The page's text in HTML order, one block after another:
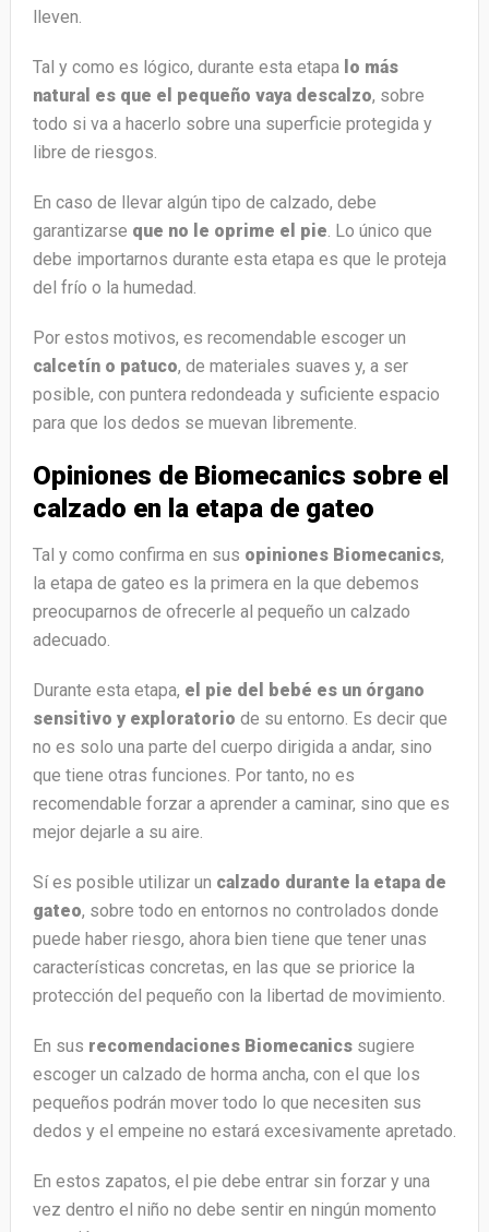
lleven.
Tal y como es lógico, durante esta etapa lo más
natural es que el pequeño vaya descalzo, sobre
todo si va a hacerlo sobre una superficie protegida y
libre de riesgos.
En caso de llevar algún tipo de calzado, debe
garantizarse que no le oprime el pie. Lo único que
debe importarnos durante esta etapa es que le proteja
del frío o la humedad.
Por estos motivos, es recomendable escoger un
calcetín o patuco, de materiales suaves y, a ser
posible, con puntera redondeada y suficiente espacio
para que los dedos se muevan libremente.
Opiniones de Biomecanics sobre el
calzado en la etapa de gateo
Tal y como confirma en sus opiniones Biomecanics,
la etapa de gateo es la primera en la que debemos
preocuparnos de ofrecerle al pequeño un calzado
adecuado.
Durante esta etapa, el pie del bebé es un órgano
sensitivo y exploratorio de su entorno. Es decir que
no es solo una parte del cuerpo dirigida a andar, sino
que tiene otras funciones. Por tanto, no es
recomendable forzar a aprender a caminar, sino que es
mejor dejarle a su aire.
Sí es posible utilizar un calzado durante la etapa de
gateo, sobre todo en entornos no controlados donde
puede haber riesgo, ahora bien tiene que tener unas
características concretas, en las que se priorice la
protección del pequeño con la libertad de movimiento.
En sus recomendaciones Biomecanicssugiere
escoger un calzado de horma ancha, con el que los
pequeños podrán mover todo lo que necesiten sus
dedos y el empeine no estará excesivamente apretado.
En estos zapatos, el pie debe entrar sin forzar y una
vez dentro el niño no debe sentir en ningún momento